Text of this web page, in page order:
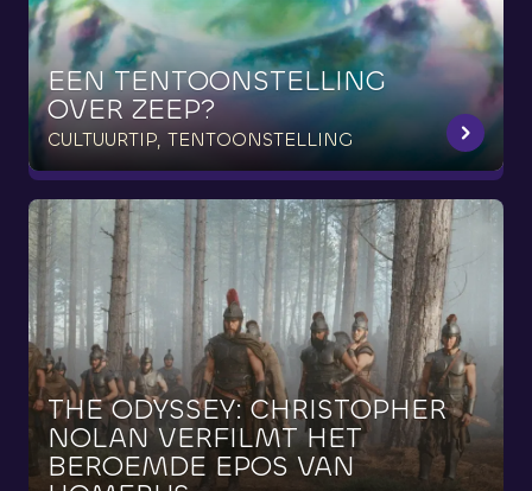
EEN TENTOONSTELLING
OVER ZEEP?
CULTUURTIP, TENTOONSTELLING
THE ODYSSEY: CHRISTOPHER
NOLAN VERFILMT HET
BEROEMDE EPOS VAN